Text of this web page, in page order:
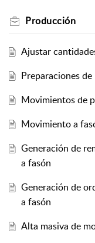
Producción
Ajustar
Preparaciones
Movimientos de
Movimiento a
Generación de
a fasón
Generación de
a fasón
Alta masiva de